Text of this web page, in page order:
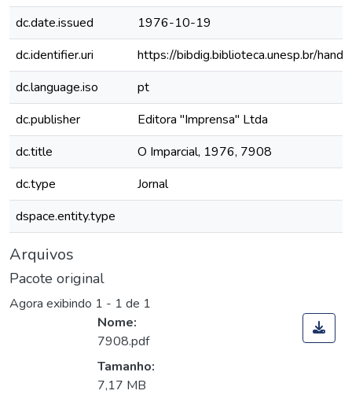
dc.date.issued
1976-10-19
dc.identifier.uri
https://bibdig.biblioteca.unesp.br/
dc.language.iso
pt
dc.publisher
Editora "Imprensa" Ltda
dc.title
O Imparcial, 1976, 7908
dc.type
Jornal
dspace.entity.type
Arquivos
Pacote original
Agora exibindo 1 - 1 de 1
Nome:
7908.pdf
Tamanho:
7,17 MB